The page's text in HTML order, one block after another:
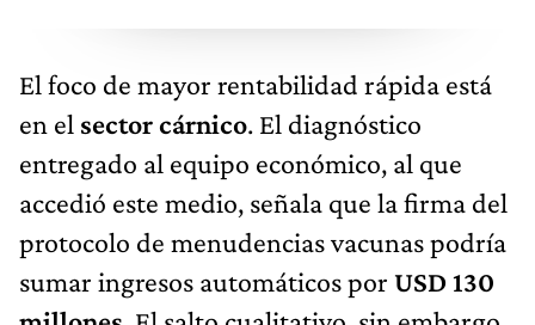
El foco de mayor rentabilidad rápida está
en el sector cárnico. El diagnóstico
entregado al equipo económico, al que
accedió este medio, señala que la firma del
protocolo de menudencias vacunas podría
sumar ingresos automáticos por USD 130